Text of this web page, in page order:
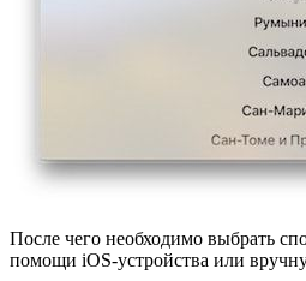
После чего необходимо выбрать
помощи iOS-устройства или